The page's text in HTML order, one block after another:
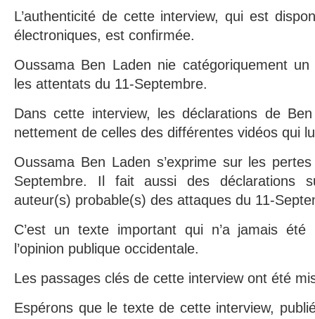
L’authenticité de cette interview, qui est
électroniques, est confirmée.
Oussama Ben Laden nie catégoriquement
les attentats du 11-Septembre.
Dans cette interview, les déclarations de
nettement de celles des différentes vidéos qui
Oussama Ben Laden s’exprime sur les
Septembre. Il fait aussi des déclarations
auteur(s) probable(s) des attaques du 11-
C’est un texte important qui n’a jamais été
l’opinion publique occidentale.
Les passages clés de cette interview ont été
Espérons que le texte de cette interview,